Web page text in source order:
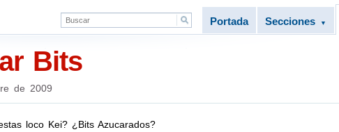
Portada Secciones ▼
Bits
de 2009
loco Kei? ¿Bits Azucarados?